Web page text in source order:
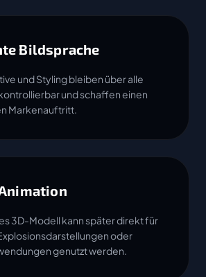
Bildsprache
und Styling bleiben über alle
und schaffen einen
Markenauftritt.
3D-Modell kann später direkt für
oder
genutzt werden.